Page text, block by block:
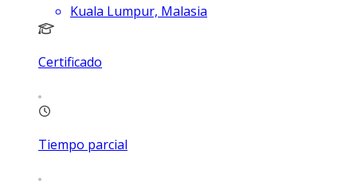
Kuala Lumpur, Malasia
Certificado
Tiempo parcial